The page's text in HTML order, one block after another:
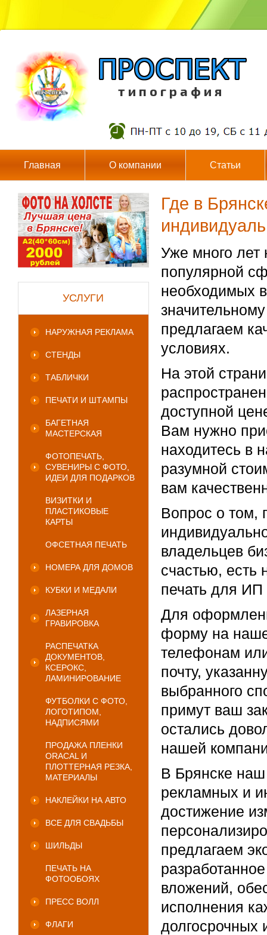
т и п о г р а ф и я
Главная О компании Статьи
УСЛУГИ
НАРУЖНАЯ РЕКЛАМА
СТЕНДЫ
ТАБЛИЧКИ
ПЕЧАТИ И ШТАМПЫ
БАГЕТНАЯ
МАСТЕРСКАЯ
ФОТОПЕЧАТЬ,
СУВЕНИРЫ С ФОТО,
ИДЕИ ДЛЯ ПОДАРКОВ
ВИЗИТКИ И
ПЛАСТИКОВЫЕ
КАРТЫ
ОФСЕТНАЯ ПЕЧАТЬ
НОМЕРА ДЛЯ ДОМОВ
КУБКИ И МЕДАЛИ
ЛАЗЕРНАЯ
ГРАВИРОВКА
РАСПЕЧАТКА
ДОКУМЕНТОВ,
КСЕРОКС,
ЛАМИНИРОВАНИЕ
ФУТБОЛКИ С ФОТО,
ЛОГОТИПОМ,
НАДПИСЯМИ
ПРОДАЖА ПЛЕНКИ
ORACAL И
ПЛОТТЕРНАЯ РЕЗКА,
МАТЕРИАЛЫ
НАКЛЕЙКИ НА АВТО
ВСЕ ДЛЯ СВАДЬБЫ
ШИЛЬДЫ
ПЕЧАТЬ НА
ФОТООБОЯХ
ПРЕСС ВОЛЛ
ФЛАГИ
Где в
Уже много лет
популярной
необходимых
предлагаем
условиях.
На этой
доступной
Вам нужно
находитесь в
разумной
вам
Вопрос о том,
владельцев
счастью, есть
печать для
Для
форму на
телефонам
почту,
выбранного
примут ваш
остались
нашей
В Брянске наш
рекламных и
достижение
предлагаем
вложений,
исполнения
долгосрочных